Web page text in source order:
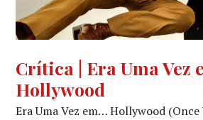
CINEMA,
CRÍTICA
CINEMATOGRÁFICA
Crítica | Era Uma Vez
Hollywood
Era Uma Vez em… Hollywood